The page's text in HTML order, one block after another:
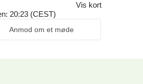
Vis kort
20:23 (CEST)
Anmod om et møde